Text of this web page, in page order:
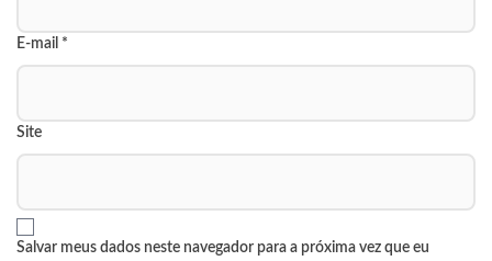
E-mail *
Site
Salvar meus dados neste navegador para a próxima vez que eu